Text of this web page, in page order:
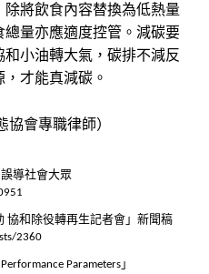
將飲食內容替換為低熱量
總量亦應適度控管。減碳要
小油轉大氣，碳排不減反
才能真減碳。
協會專職律師）
導社會大眾
協和除役轉再生記者會」新聞稿
2360
Parameters 」